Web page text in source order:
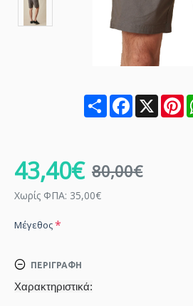
ShareFacebook
X
ΠΕΡΙΓΡΑΦΉ
Χαρακτηριστικά:
43,40€ 80,00€
Χωρίς ΦΠΑ: 35,00€
Μέγεθος